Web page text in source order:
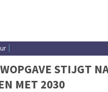
STIJGT
MET 2030